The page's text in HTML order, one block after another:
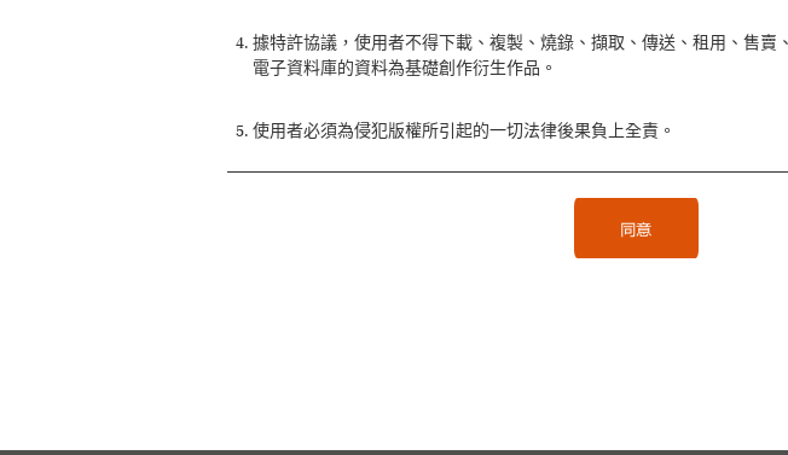
據特許協議，使用者不得下載、複製、燒錄、擷取、傳送、租用、售
電子資料庫的資料為基礎創作衍生作品。
使用者必須為侵犯版權所引起的一切法律後果負上全責。